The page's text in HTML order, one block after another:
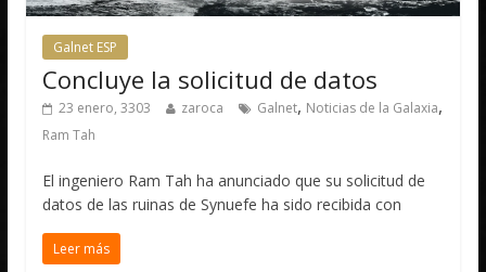
Galnet ESP
Concluye la solicitud de datos
23 enero, 3303 zaroca Galnet, Noticias de la Galaxia,
Ram Tah
El ingeniero Ram Tah ha anunciado que su solicitud de
datos de las ruinas de Synuefe ha sido recibida con
Leer más